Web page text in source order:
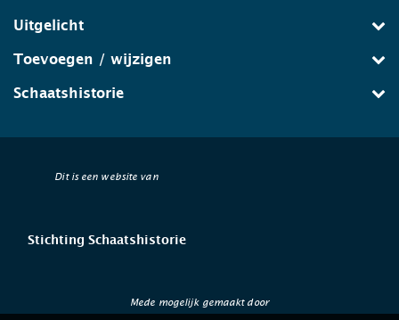
Uitgelicht
Toevoegen / wijzigen
Schaatshistorie
Dit is een website van
Stichting Schaatshistorie
Mede mogelijk gemaakt door